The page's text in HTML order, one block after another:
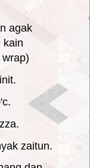
agak
kain
zaitun.